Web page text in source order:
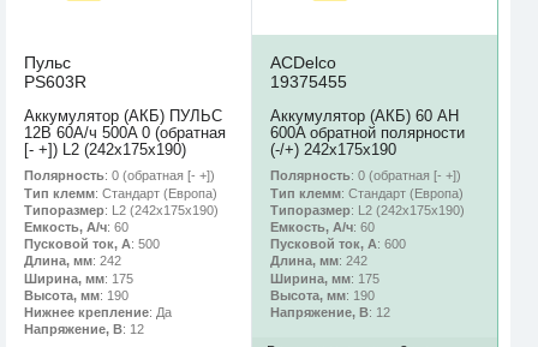
Пульс
PS603R
Аккумулятор (АКБ) ПУЛЬС
12В 60А/ч 500A 0 (обратная
[- +]) L2 (242х175х190)
Полярность: 0 (обратная [- +])
Тип клемм: Стандарт (Европа)
Типоразмер: L2 (242х175х190)
Емкость, А/ч: 60
Пусковой ток, А: 500
Длина, мм: 242
Ширина, мм: 175
Высота, мм: 190
Нижнее крепление: Да
Напряжение, В: 12
ACDelco
19375455
Аккумулятор (АКБ) 60 AH
600A обратной полярности
(-/+) 242х175х190
Полярность: 0 (обратная [- +])
Тип клемм: Стандарт (Европа)
Типоразмер: L2 (242х175х190)
Емкость, А/ч: 60
Пусковой ток, А: 600
Длина, мм: 242
Ширина, мм: 175
Высота, мм: 190
Напряжение, В: 12